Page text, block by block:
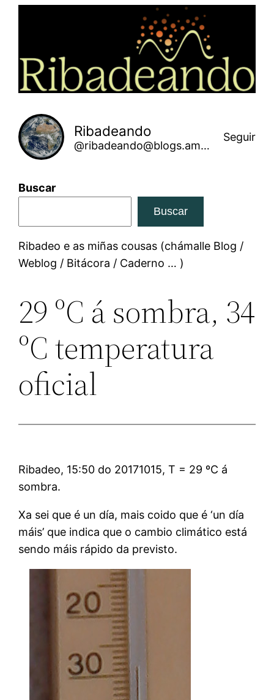
Ribadeando
@ribadeando@blogs.amarinha.gal
Seguir
Buscar
Buscar
Ribadeo e as miñas cousas (chámalle Blog /
Weblog / Bitácora / Caderno … )
29 ºC á sombra, 34
ºC temperatura
oficial
Ribadeo, 15:50 do 20171015, T = 29 ºC á
sombra.
Xa sei que é un día, mais coido que é ‘un día
máis’ que indica que o cambio climático está
sendo máis rápido da previsto.